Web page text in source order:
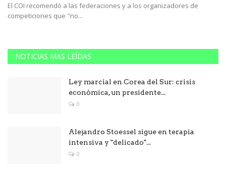
El COI recomendó a las federaciones y a los organizadores de
competiciones que "no...
NOTICIAS MAS LEÍDAS
Ley marcial en Corea del Sur: crisis
económica, un presidente...
0
Alejandro Stoessel sigue en terapia
intensiva y "delicado"...
0